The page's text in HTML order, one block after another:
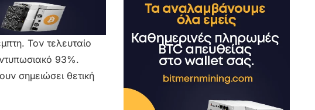
Τον τελευταίο
93%.
σημειώσει θετική